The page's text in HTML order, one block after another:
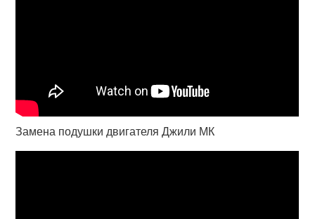
Замена подушки двигателя Джили МК